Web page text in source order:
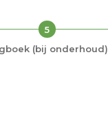
5
(bij onderhoud)